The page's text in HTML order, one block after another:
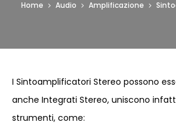
Home Audio Amplificazione
I Sintoamplificatori Stereo possono
anche Integrati Stereo, uniscono
strumenti, come: